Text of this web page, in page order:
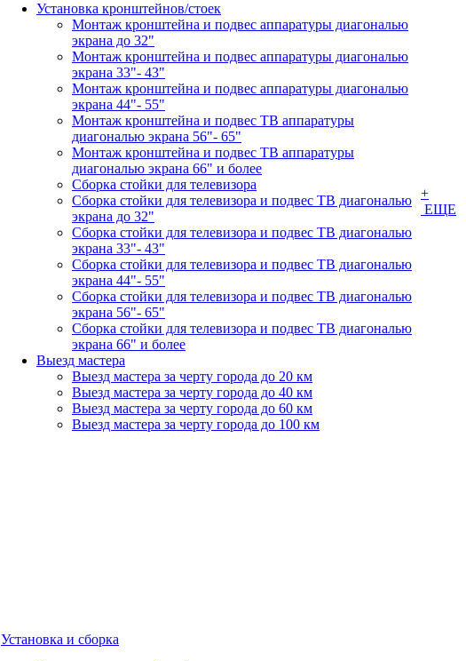
Установка кронштейнов/стоек
Монтаж кронштейна и подвес аппаратуры диагональю
экрана до 32"
Монтаж кронштейна и подвес аппаратуры диагональю
экрана 33"- 43"
Монтаж кронштейна и подвес аппаратуры диагональю
экрана 44"- 55"
Монтаж кронштейна и подвес ТВ аппаратуры
диагональю экрана 56"- 65"
Монтаж кронштейна и подвес ТВ аппаратуры
диагональю экрана 66" и более
Сборка стойки для телевизора
Сборка стойки для телевизора и подвес ТВ диагональю
экрана до 32"
Сборка стойки для телевизора и подвес ТВ диагональю
экрана 33"- 43"
Сборка стойки для телевизора и подвес ТВ диагональю
экрана 44"- 55"
Сборка стойки для телевизора и подвес ТВ диагональю
экрана 56"- 65"
Сборка стойки для телевизора и подвес ТВ диагональю
экрана 66" и более
Выезд мастера
Выезд мастера за черту города до 20 км
Выезд мастера за черту города до 40 км
Выезд мастера за черту города до 60 км
Выезд мастера за черту города до 100 км
+
ЕЩЕ
Установка и сборка